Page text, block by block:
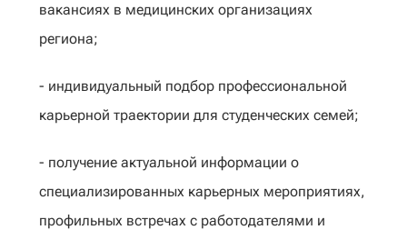
вакансиях в медицинских организациях
региона;
- индивидуальный подбор профессиональной
карьерной траектории для студенческих семей;
- получение актуальной информации о
специализированных карьерных мероприятиях,
профильных встречах с работодателями и